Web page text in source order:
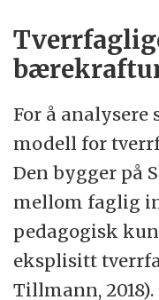
For å analysere
modell for
Den bygger på
mellom faglig
pedagogisk
eksplisitt
Tillmann, 2018).